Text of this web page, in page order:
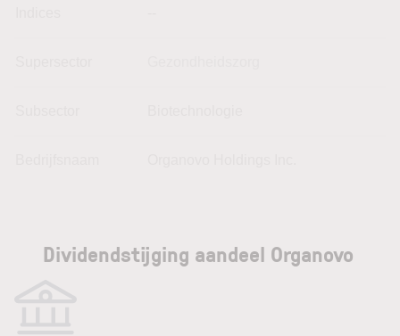
Dividendstijging aandeel Organovo